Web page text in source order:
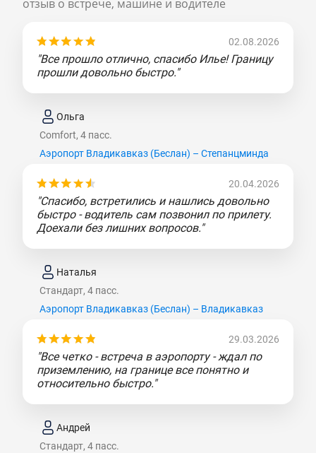
отзыв о встрече, машине и водителе
02.08.2026
"Все прошло отлично, спасибо Илье! Границу
прошли довольно быстро."
Ольга
Comfort, 4 пасс.
Аэропорт Владикавказ (Беслан) – Степанцминда
20.04.2026
"Спасибо, встретились и нашлись довольно
быстро - водитель сам позвонил по прилету.
Доехали без лишних вопросов."
Наталья
Стандарт, 4 пасс.
Аэропорт Владикавказ (Беслан) – Владикавказ
29.03.2026
"Все четко - встреча в аэропорту - ждал по
приземлению, на границе все понятно и
относительно быстро."
Андрей
Стандарт, 4 пасс.